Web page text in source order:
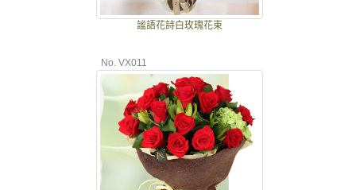
謐語花詩白玫瑰花束
No. VX011